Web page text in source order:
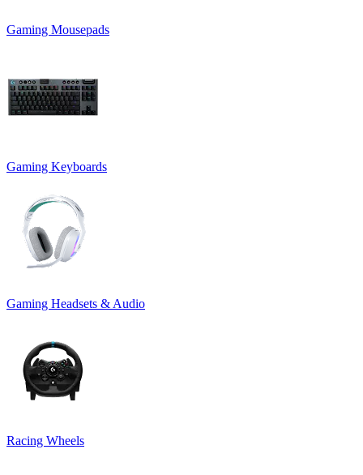
Gaming Mousepads
Gaming Keyboards
Gaming Headsets & Audio
Racing Wheels